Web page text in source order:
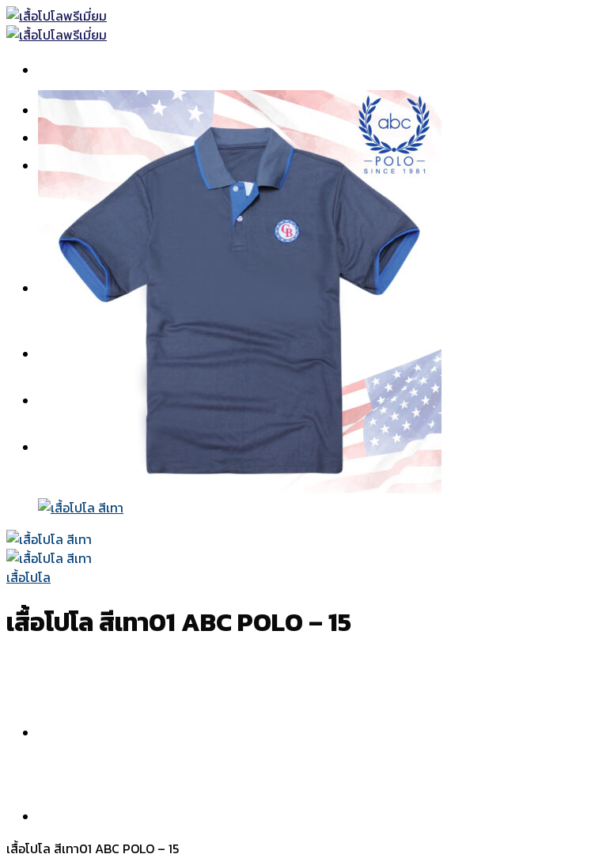
Skip
to
เสื้อโปโลพร้อมส่ง
เสื้อโปโล
เสื้อโปโลแบบธรรมดา
เสื้อโปโลแบบตัดต่อ
เสื้อโปโลแขนยาว
เสื้อโปโลพิมพ์ลาย
เสื้อคอกลม-คอวี
ยูนิฟอร์ม
เสื้อช็อปแขนสั้น
วิธีการสั่งซื้อ-ชำระเงิน
เสื้อโปโล
เสื้อโปโล สีเทา01 ABC POLO – 15
เสื้อโปโล สีเทา01 ABC POLO – 15